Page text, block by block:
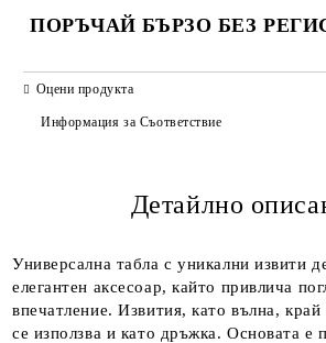
ПОРЪЧАЙ БЪРЗО БЕЗ
Ние ще се свържем с вас в рамките на
Оцени продукта
Информация за Съответствие
Детайлно
Универсална табла с уникални извити
елегантен аксесоар, кайто привлича
впечатление. Извития, като вълна, край
се използва и като дръжка. Основата е